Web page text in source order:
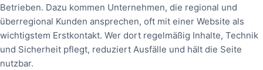
Betrieben. Dazu kommen Unternehmen, die regional und
überregional Kunden ansprechen, oft mit einer Website als
wichtigstem Erstkontakt. Wer dort regelmäßig Inhalte, Technik
und Sicherheit pflegt, reduziert Ausfälle und hält die Seite
nutzbar.